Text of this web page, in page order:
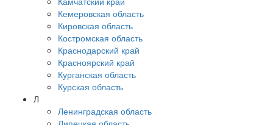
Кемеровская область
Кировская область
Костромская область
Краснодарский край
Красноярский край
Курганская область
Курская область
Л
Ленинградская область